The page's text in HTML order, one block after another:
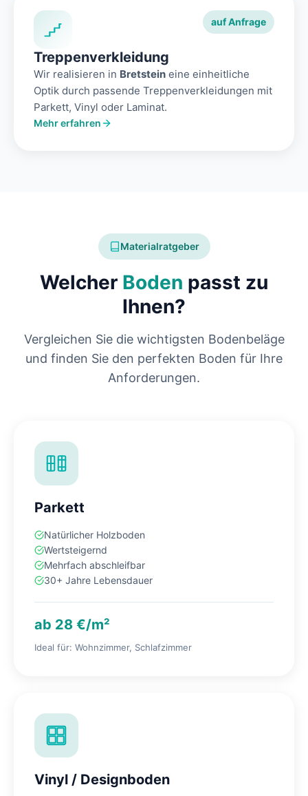
auf Anfrage
Treppenverkleidung
Wir realisieren in Bretstein eine einheitliche
Optik durch passende Treppenverkleidungen mit
Parkett, Vinyl oder Laminat.
Mehr erfahren
Materialratgeber
Welcher Boden passt zu
Ihnen?
Vergleichen Sie die wichtigsten Bodenbeläge
und finden Sie den perfekten Boden für Ihre
Anforderungen.
Parkett
Natürlicher Holzboden
Wertsteigernd
Mehrfach abschleifbar
30+ Jahre Lebensdauer
ab 28 €/m²
Ideal für: Wohnzimmer, Schlafzimmer
Vinyl / Designboden